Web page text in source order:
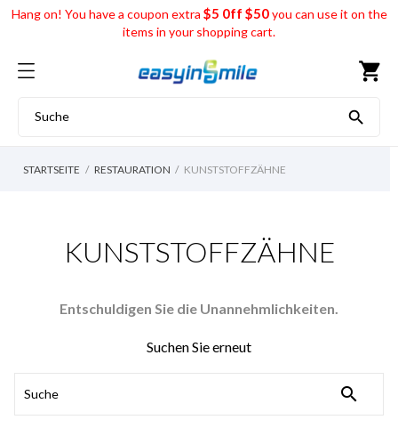
Hang on! You have a coupon extra $5 0ff $50you can use it on the
items in your shopping cart.
shopping_cart

STARTSEITE RESTAURATION KUNSTSTOFFZÄHNE
KUNSTSTOFFZÄHNE
Entschuldigen Sie die Unannehmlichkeiten.
Suchen Sie erneut
